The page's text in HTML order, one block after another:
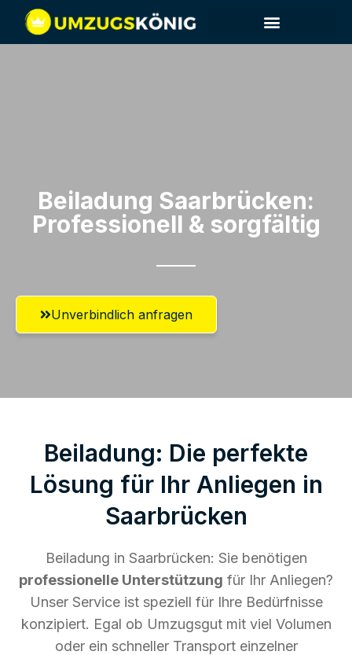
Beiladung Saarbrücken:
Professionell & sorgfältig
Unverbindlich anfragen
Beiladung: Die perfekte
Lösung für Ihr Anliegen in
Saarbrücken
Beiladung in Saarbrücken: Sie benötigen
professionelle Unterstützung für Ihr Anliegen?
Unser Service ist speziell für Ihre Bedürfnisse
konzipiert. Egal ob Umzugsgut mit viel Volumen
oder ein schneller Transport einzelner